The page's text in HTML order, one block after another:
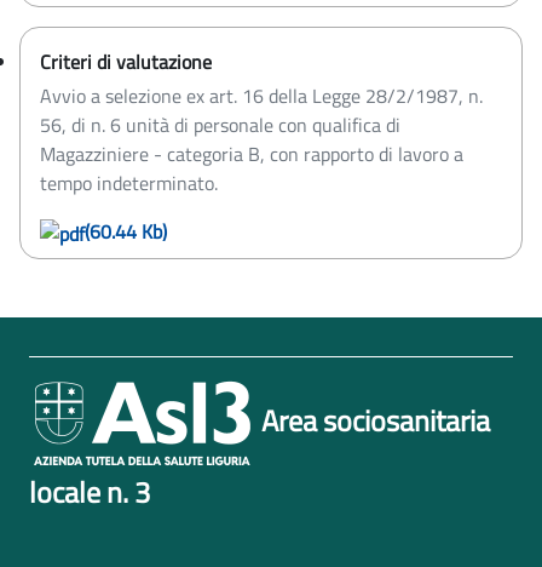
Criteri di valutazione
Avvio a selezione ex art. 16 della Legge 28/2/1987, n.
56, di n. 6 unità di personale con qualifica di
Magazziniere - categoria B, con rapporto di lavoro a
tempo indeterminato.
(60.44 Kb)
Area sociosanitaria
locale n. 3